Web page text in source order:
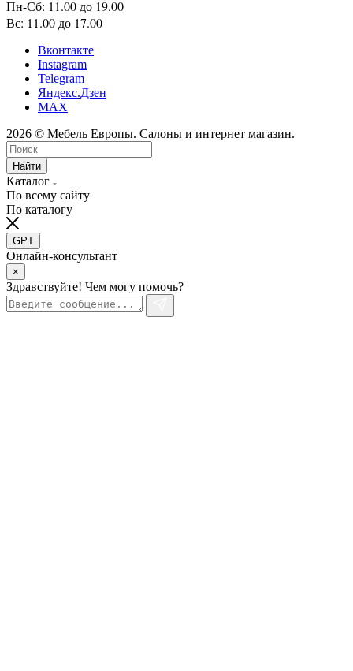
644123, г. Омск, ул.Конева, 14
Пн-Сб: 11.00 до 19.00
Вс: 11.00 до 17.00
Вконтакте
Instagram
Telegram
MAX
2026 © Мебель Европы. Салоны и интернет магазин.
Найти
Каталог
По всему сайту
По каталогу
GPT
Онлайн-консультант
×
Здравствуйте! Чем могу помочь?